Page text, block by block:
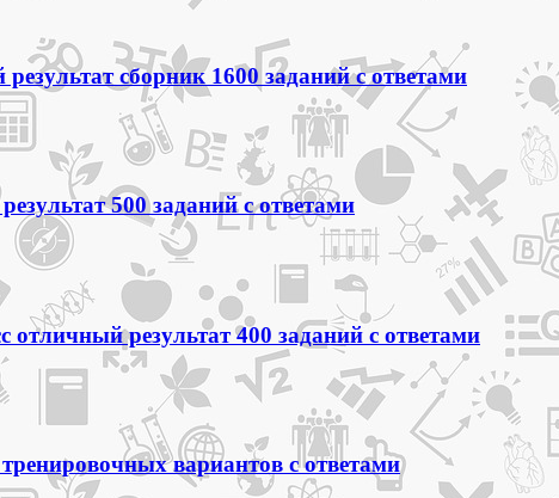
сборник 1600 заданий с ответами
500 заданий с ответами
результат 400 заданий с ответами
вариантов с ответами